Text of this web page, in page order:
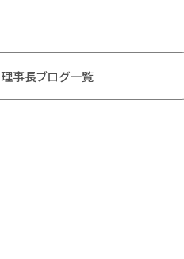
理事長ブログ一覧